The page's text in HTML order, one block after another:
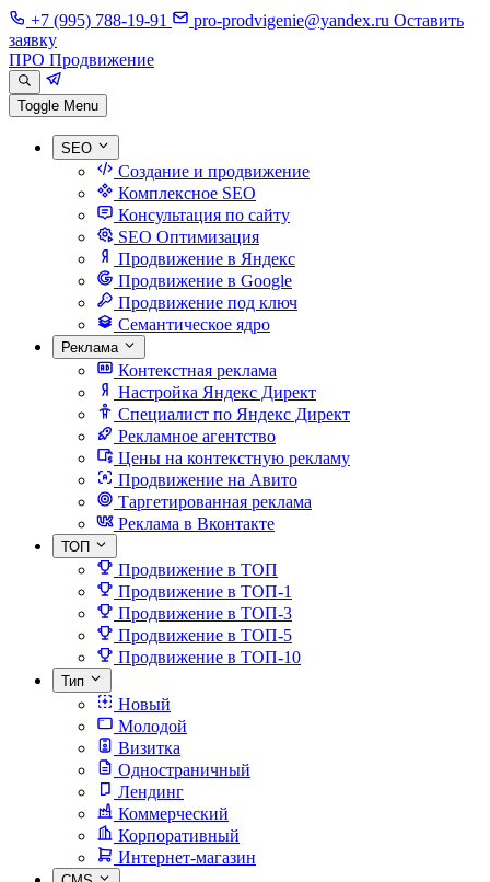
+7 (995) 788-19-91 pro-prodvigenie@yandex.ru Оставить
заявку
ПРО Продвижение
Toggle Menu
SEO
Создание и продвижение
Комплексное SEO
Консультация по сайту
SEO Оптимизация
Продвижение в Яндекс
Продвижение в Google
Продвижение под ключ
Семантическое ядро
Реклама
Контекстная реклама
Настройка Яндекс Директ
Специалист по Яндекс Директ
Рекламное агентство
Цены на контекстную рекламу
Продвижение на Авито
Таргетированная реклама
Реклама в Вконтакте
ТОП
Продвижение в ТОП
Продвижение в ТОП-1
Продвижение в ТОП-3
Продвижение в ТОП-5
Продвижение в ТОП-10
Тип
Новый
Молодой
Визитка
Одностраничный
Лендинг
Коммерческий
Корпоративный
Интернет-магазин